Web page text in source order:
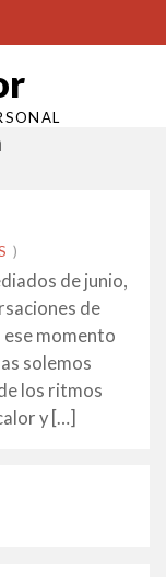
)
de junio,
de
ese momento
solemos
los ritmos
y […]